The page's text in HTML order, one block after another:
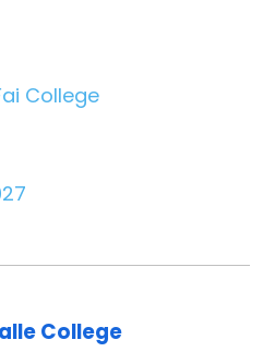
College
College